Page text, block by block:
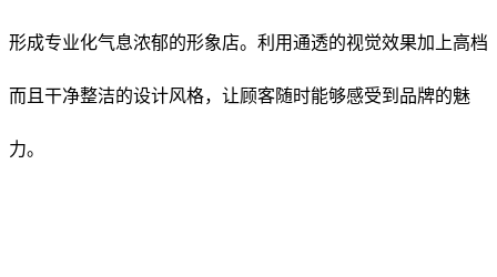
形成专业化气息浓郁的形象店。利用通透的视觉效果加上高档
而且干净整洁的设计风格，让顾客随时能够感受到品牌的魅
力。